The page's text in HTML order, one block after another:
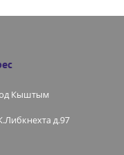
Кыштым
д.97